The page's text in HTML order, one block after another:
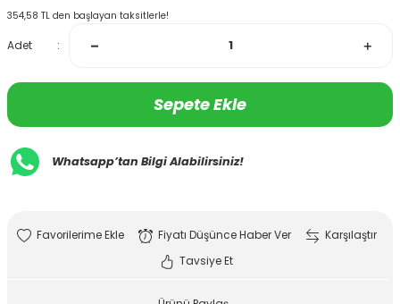
354,58 TL den başlayan taksitlerle!
Adet
Sepete Ekle
Whatsapp’tan Bilgi Alabilirsiniz!
Fiyatı Düşünce Haber Ver
Karşılaştır
Tavsiye Et